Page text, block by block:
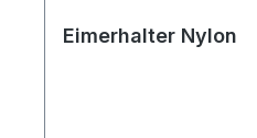
Eimerhalter Nylon